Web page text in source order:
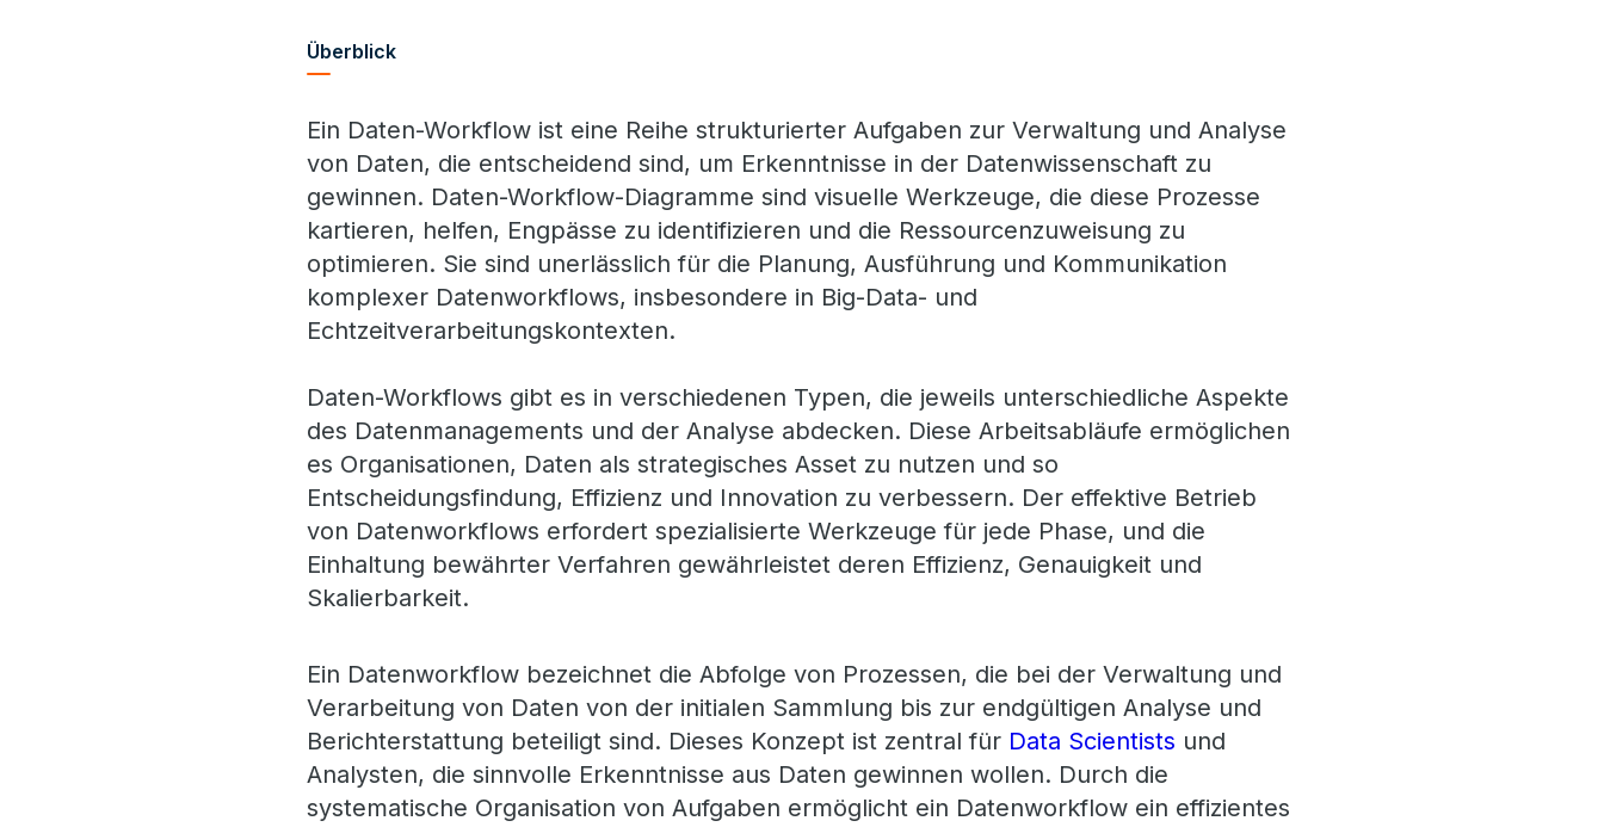
Überblick
Ein Daten-Workflow ist eine Reihe strukturierter Aufgaben zur Verwaltung und Analyse
von Daten, die entscheidend sind, um Erkenntnisse in der Datenwissenschaft zu
gewinnen. Daten-Workflow-Diagramme sind visuelle Werkzeuge, die diese Prozesse
kartieren, helfen, Engpässe zu identifizieren und die Ressourcenzuweisung zu
optimieren. Sie sind unerlässlich für die Planung, Ausführung und Kommunikation
komplexer Datenworkflows, insbesondere in Big-Data- und
Echtzeitverarbeitungskontexten.
Daten-Workflows gibt es in verschiedenen Typen, die jeweils unterschiedliche Aspekte
des Datenmanagements und der Analyse abdecken. Diese Arbeitsabläufe ermöglichen
es Organisationen, Daten als strategisches Asset zu nutzen und so
Entscheidungsfindung, Effizienz und Innovation zu verbessern. Der effektive Betrieb
von Datenworkflows erfordert spezialisierte Werkzeuge für jede Phase, und die
Einhaltung bewährter Verfahren gewährleistet deren Effizienz, Genauigkeit und
Skalierbarkeit.
Ein Datenworkflow bezeichnet die Abfolge von Prozessen, die bei der Verwaltung und
Verarbeitung von Daten von der initialen Sammlung bis zur endgültigen Analyse und
Berichterstattung beteiligt sind. Dieses Konzept ist zentral für Data Scientists und
Analysten, die sinnvolle Erkenntnisse aus Daten gewinnen wollen. Durch die
systematische Organisation von Aufgaben ermöglicht ein Datenworkflow ein effizientes